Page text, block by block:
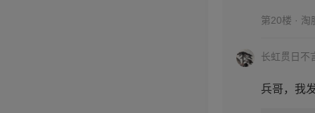
第20楼 · 淘
长虹贯日不
兵哥，我